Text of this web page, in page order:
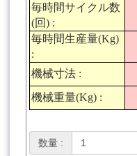
毎時間サイクル数
(回) :
毎時間生産量(Kg)
:
機械寸法 :
機械重量(Kg) :
数量 :